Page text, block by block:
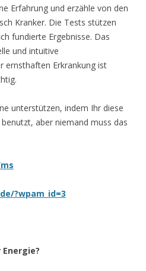
Erfahrung und erzähle von den
Kranker. Die Tests stützen
fundierte Ergebnisse. Das
und intuitive
ernsthaften Erkrankung ist
unterstützen, indem Ihr diese
aber niemand muss das
?wpam_id=3